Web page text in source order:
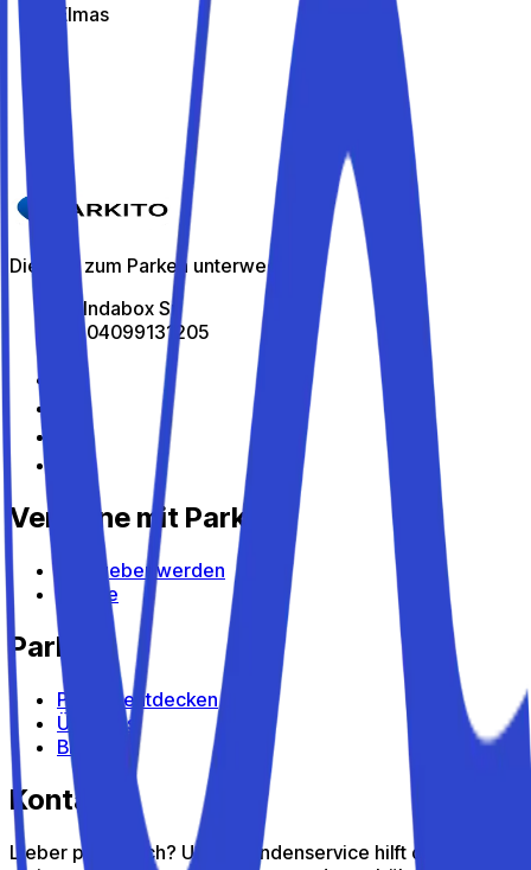
Elmas
Die besten Parkplätze in Elmas
Parkito in Via P. Casu 3
Details
Die App zum Parken unterwegs
All Indabox Srl
P.I: 04099131205
Verdiene mit Parkito
Gastgeber werden
Geräte
Parkito
Parkito entdecken
Über uns
Blog
Kontakt
Lieber persönlich? Unser Kundenservice hilft dir gern